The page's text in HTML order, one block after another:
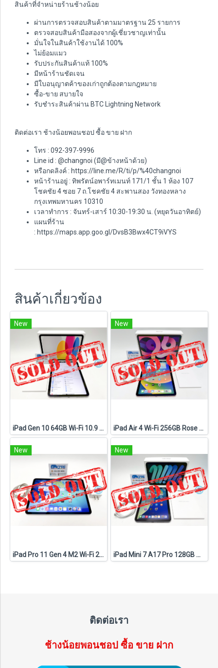
สินค้าที่จำหน่ายร้านช้างน้อย
ผ่านการตรวจสอบสินค้าตามมาตรฐาน 25 รายการ
ตรวจสอบสินค้ามือสองจากผู้เชี่ยวชาญเท่านั้น
มั่นใจในสินค้าใช้งานได้ 100%
ไม่ย้อมแมว
รับประกันสินค้าแท้ 100%
มีหน้าร้านชัดเจน
มีใบอนุญาตค้าของเก่าถูกต้องตามกฎหมาย
ซื้อ-ขาย สบายใจ
รับชำระสินค้าผ่าน BTC Lightning Network
ติดต่อเรา ช้างน้อยพอนชอป ซื้อ ขาย ฝาก
โทร : 092-397-9996
Line id : @changnoi (มี@ข้างหน้าด้วย)
หรือกดลิงค์ : https://line.me/R/ti/p/%40changnoi
หน้าร้านอยู่ : ทิพรัตน์อพาร์ทเมนท์ 171/1 ชั้น 1 ห้อง 107
โชคชัย 4 ซอย 7 ถ.โชคชัย 4 สะพานสอง วังทองหลาง
กรุงเทพมหานคร 10310
เวลาทำการ : จันทร์-เสาร์ 10:30-19:30 น. (หยุดวันอาทิตย์)
แผนที่ร้าน
: https://maps.app.goo.gl/DvsB3Bwx4CT9iVYS
สินค้าเกี่ยวข้อง
New
iPad Gen 10 64GB Wi-Fi 10.9 inch Silver (C2511006S7)
New
iPad Air 4 Wi-Fi 256GB Rose Gold (C2307013)
New
iPad Pro 11 Gen 4 M2 Wi-Fi 256GB Space Gray (C2605020S7)
New
iPad Mini 7 A17 Pro 128GB Wi-Fi (C2509013C7)
ติดต่อเรา
ช้างน้อยพอนชอป ซื้อ ขาย ฝาก